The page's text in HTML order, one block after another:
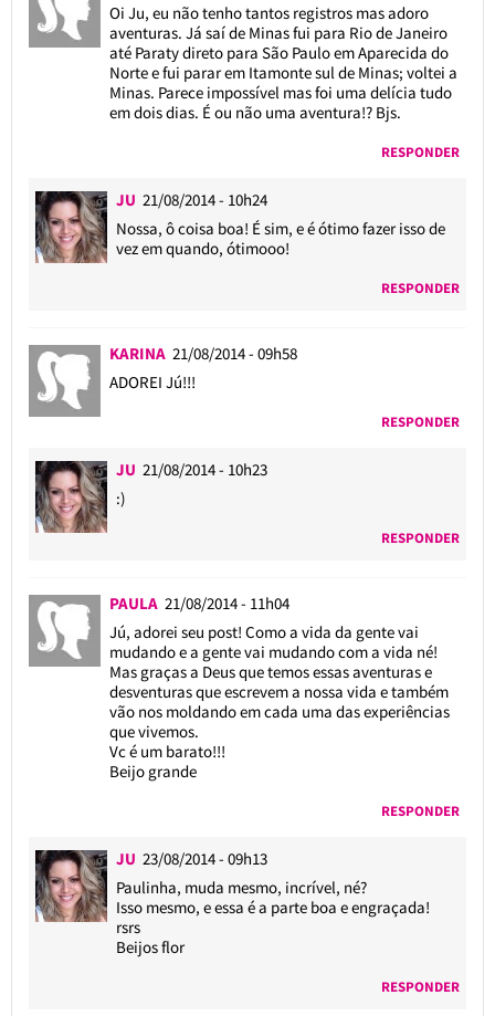
Oi Ju, eu não tenho tantos registros mas adoro
aventuras. Já saí de Minas fui para Rio de Janeiro
até Paraty direto para São Paulo em Aparecida do
Norte e fui parar em Itamonte sul de Minas; voltei a
Minas. Parece impossível mas foi uma delícia tudo
em dois dias. É ou não uma aventura!? Bjs.
RESPONDER
JU 21/08/2014 - 10h24
Nossa, ô coisa boa! É sim, e é ótimo fazer isso de
vez em quando, ótimooo!
RESPONDER
KARINA 21/08/2014 - 09h58
ADOREI Jú!!!
RESPONDER
JU 21/08/2014 - 10h23
:)
RESPONDER
PAULA 21/08/2014 - 11h04
Jú, adorei seu post! Como a vida da gente vai
mudando e a gente vai mudando com a vida né!
Mas graças a Deus que temos essas aventuras e
desventuras que escrevem a nossa vida e também
vão nos moldando em cada uma das experiências
que vivemos.
Vc é um barato!!!
Beijo grande
RESPONDER
JU 23/08/2014 - 09h13
Paulinha, muda mesmo, incrível, né?
Isso mesmo, e essa é a parte boa e engraçada!
rsrs
Beijos flor
RESPONDER